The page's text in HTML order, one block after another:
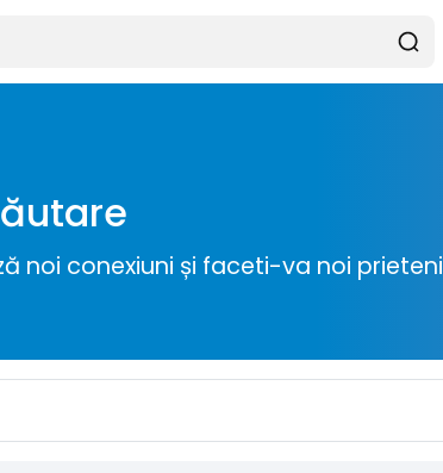
noi conexiuni și faceti-va noi prieteni